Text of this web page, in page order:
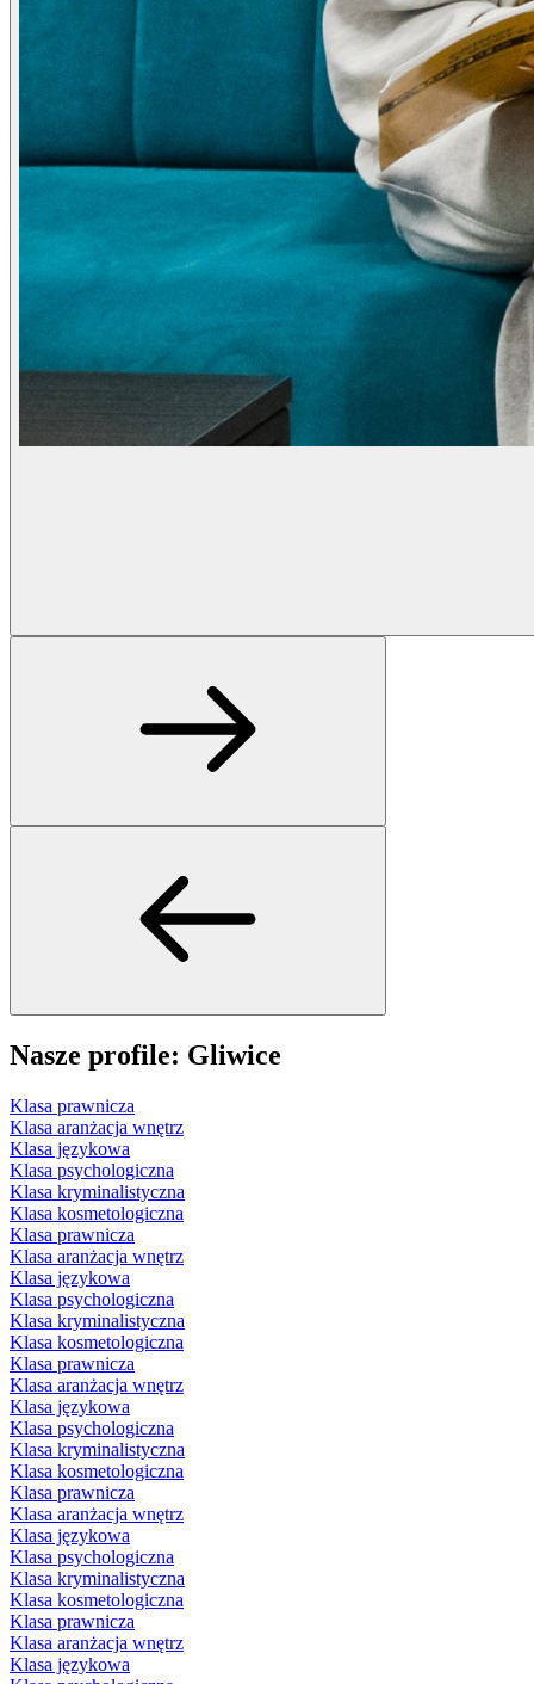
Nasze profile: Gliwice
Klasa prawnicza
Klasa aranżacja wnętrz
Klasa językowa
Klasa psychologiczna
Klasa kryminalistyczna
Klasa kosmetologiczna
Klasa prawnicza
Klasa aranżacja wnętrz
Klasa językowa
Klasa psychologiczna
Klasa kryminalistyczna
Klasa kosmetologiczna
Klasa prawnicza
Klasa aranżacja wnętrz
Klasa językowa
Klasa psychologiczna
Klasa kryminalistyczna
Klasa kosmetologiczna
Klasa prawnicza
Klasa aranżacja wnętrz
Klasa językowa
Klasa psychologiczna
Klasa kryminalistyczna
Klasa kosmetologiczna
Klasa prawnicza
Klasa aranżacja wnętrz
Klasa językowa